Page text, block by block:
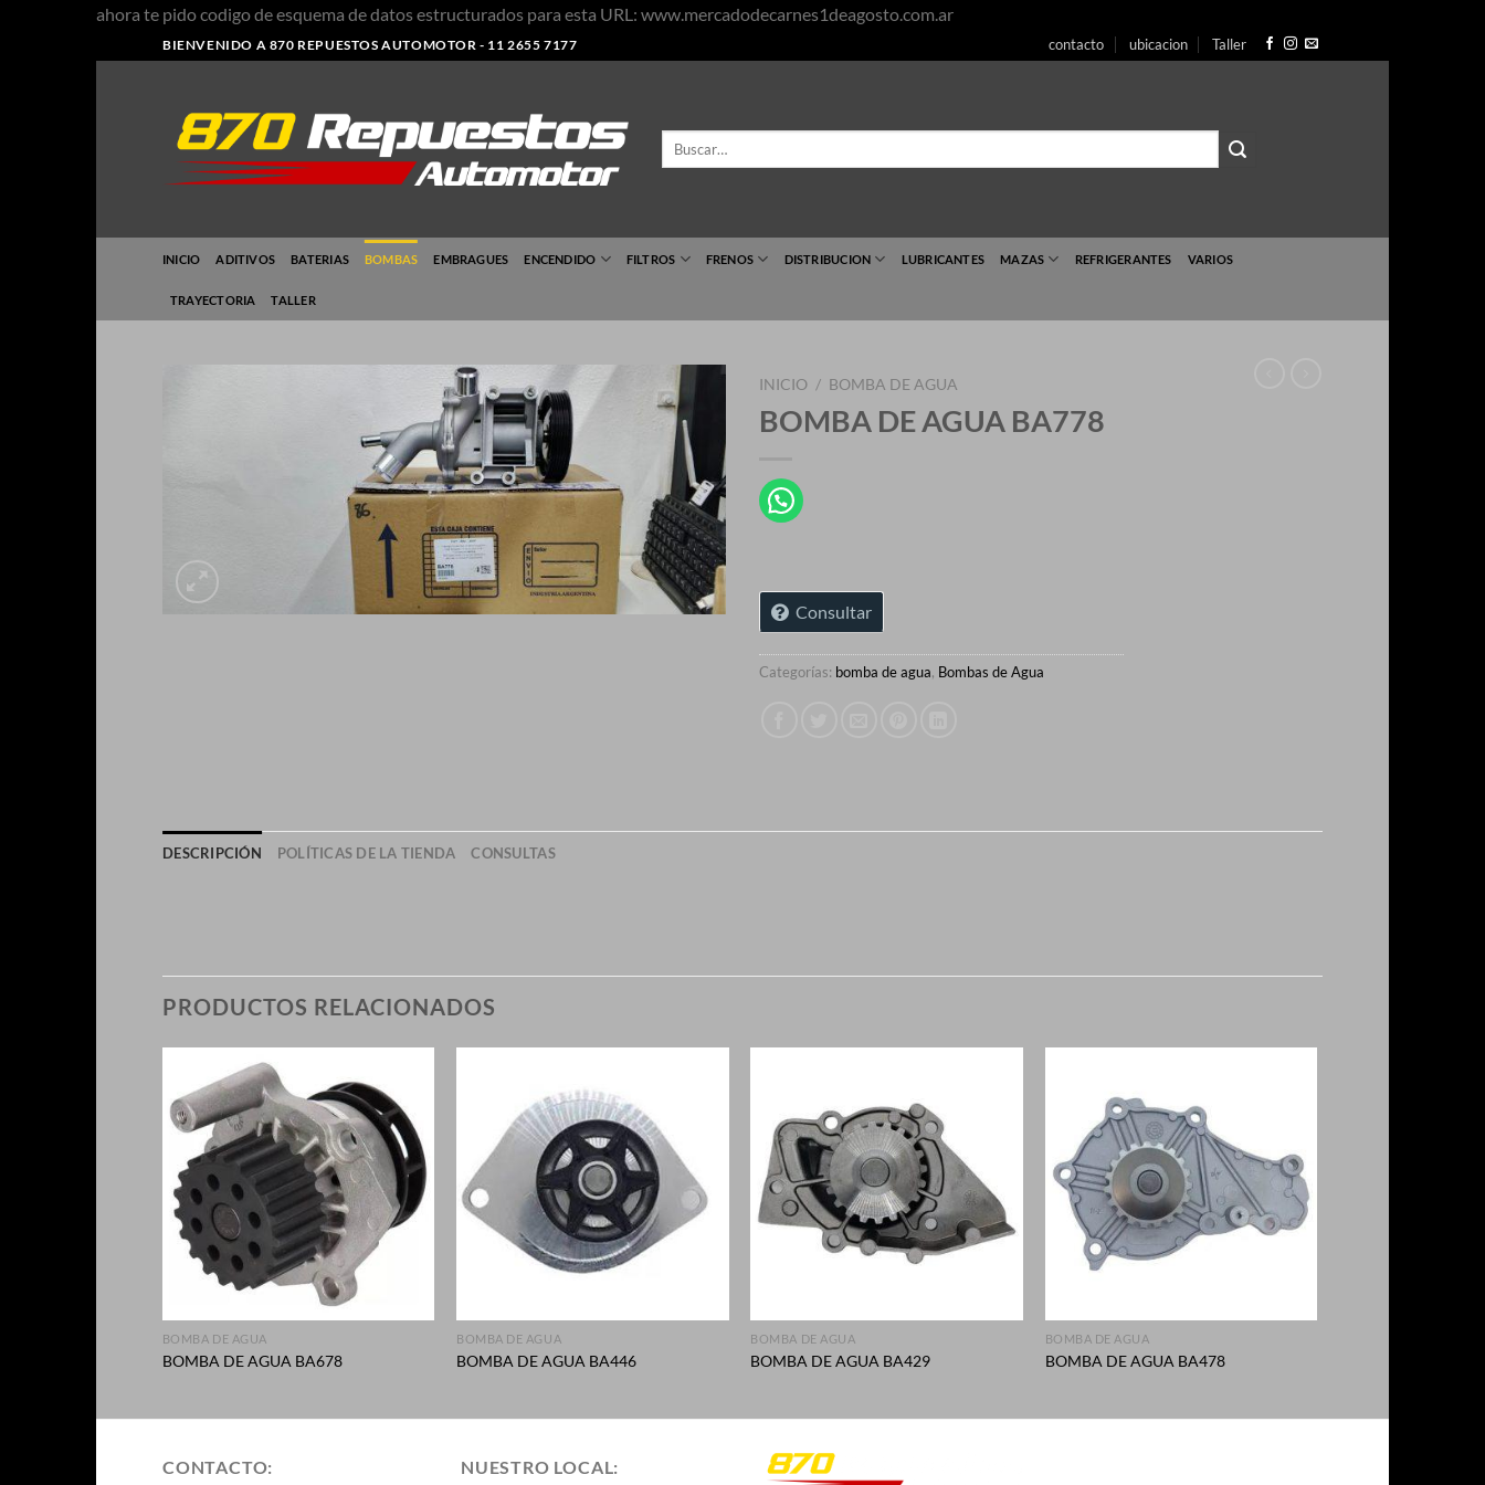
ahora te pido codigo de esquema de datos estructurados para esta URL: www.mercadodecarnes1deagosto.com.arSaltar
contenido
BIENVENIDO A 870 REPUESTOS AUTOMOTOR - 11 2655 7177 contacto ubicacion Taller
Buscar
INICIO ADITIVOS BATERIAS BOMBAS EMBRAGUES ENCENDIDO FILTROS FRENOS DISTRIBUCION LUBRICANTES MAZAS REFRIGERANTES VARIOS
TRAYECTORIA TALLER
INICIO / BOMBA DE AGUA
BOMBA DE AGUA BA778
Consultar
Categorías: bomba de agua, Bombas de Agua
DESCRIPCIÓN POLÍTICAS DE LA TIENDA CONSULTAS
PRODUCTOS RELACIONADOS
BOMBA DE AGUA
BOMBA DE AGUA BA678
BOMBA DE AGUA
BOMBA DE AGUA BA446
BOMBA DE AGUA
BOMBA DE AGUA BA429
BOMBA DE AGUA
BOMBA DE AGUA BA478
CONTACTO: NUESTRO LOCAL: